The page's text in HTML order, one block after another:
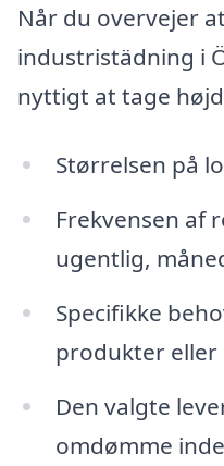
Når du overvejer
industristädning i
nyttigt at tage
Størrelsen på
Frekvensen af
ugentlig,
Specifikke
produkter eller
Den valgte
omdømme